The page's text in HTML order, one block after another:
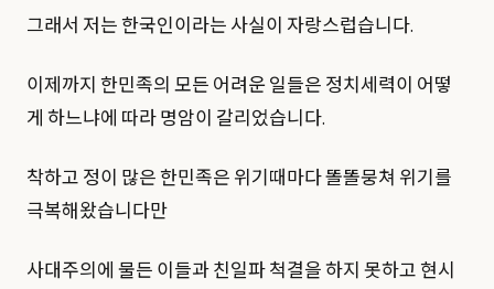
그래서 저는 한국인이라는 사실이 자랑스럽습니다.
이제까지 한민족의 모든 어려운 일들은 정치세력이 어떻
게 하느냐에 따라 명암이 갈리었습니다.
착하고 정이 많은 한민족은 위기때마다 똘똘뭉쳐 위기를
극복해왔습니다만
사대주의에 물든 이들과 친일파 척결을 하지 못하고 현시